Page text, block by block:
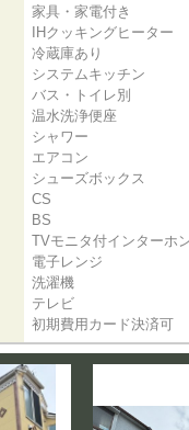
家具・家電付き
IHクッキングヒーター
冷蔵庫あり
システムキッチン
バス・トイレ別
温水洗浄便座
シャワー
エアコン
シューズボックス
CS
BS
TVモニタ付インターホ
電子レンジ
洗濯機
テレビ
初期費用カード決済可